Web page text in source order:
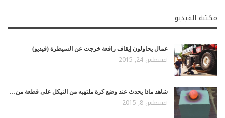
مكتبة الفيديو
عمال يحاولون إيقاف رافعة خرجت عن السيطرة (فيديو)
أغسطس 24, 2015
شاهد ماذا يحدث عند وضع كرة ملتهبه من النيكل على قطعة من…
أغسطس 8, 2015